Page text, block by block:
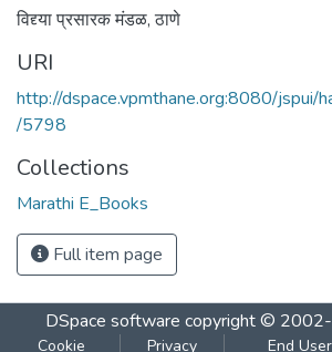
विद्द्या प्रसारक मंडळ, ठाणे
URI
http://dspace.vpmthane.org:8080/jspui/
/5798
Collections
Marathi E_Books
Full item page
DSpace software copyright ©
Cookie Privacy End User